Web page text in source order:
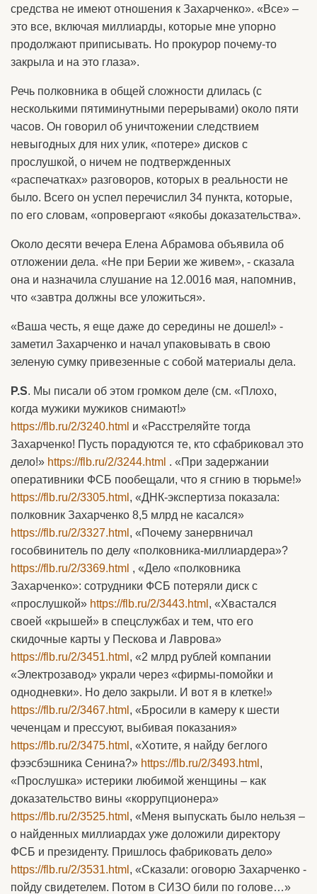
средства не имеют отношения к Захарченко». «Все» –
это все, включая миллиарды, которые мне упорно
продолжают приписывать. Но прокурор почему-то
закрыла и на это глаза».
Речь полковника в общей сложности длилась (с
несколькими пятиминутными перерывами) около пяти
часов. Он говорил об уничтожении следствием
невыгодных для них улик, «потере» дисков с
прослушкой, о ничем не подтвержденных
«распечатках» разговоров, которых в реальности не
было. Всего он успел перечислил 34 пункта, которые,
по его словам, «опровергают «якобы доказательства».
Около десяти вечера Елена Абрамова объявила об
отложении дела. «Не при Берии же живем», - сказала
она и назначила слушание на 12.0016 мая, напомнив,
что «завтра должны все уложиться».
«Ваша честь, я еще даже до середины не дошел!» -
заметил Захарченко и начал упаковывать в свою
зеленую сумку привезенные с собой материалы дела.
P.S. Мы писали об этом громком деле (см. «Плохо,
когда мужики мужиков снимают!»
https://flb.ru/2/3240.html и «Расстреляйте тогда
Захарченко! Пусть порадуются те, кто сфабриковал это
дело!» https://flb.ru/2/3244.html . «При задержании
оперативники ФСБ пообещали, что я сгнию в тюрьме!»
https://flb.ru/2/3305.html , «ДНК-экспертиза показала:
полковник Захарченко 8,5 млрд не касался»
https://flb.ru/2/3327.html , «Почему занервничал
гособвинитель по делу «полковника-миллиардера»?
https://flb.ru/2/3369.html , «Дело «полковника
Захарченко»: сотрудники ФСБ потеряли диск с
«прослушкой» https://flb.ru/2/3443.html , «Хвастался
своей «крышей» в спецслужбах и тем, что его
скидочные карты у Пескова и Лаврова»
https://flb.ru/2/3451.html , «2 млрд рублей компании
«Электрозавод» украли через «фирмы-помойки и
однодневки». Но дело закрыли. И вот я в клетке!»
https://flb.ru/2/3467.html , «Бросили в камеру к шести
чеченцам и прессуют, выбивая показания»
https://flb.ru/2/3475.html , «Хотите, я найду беглого
фээсбэшника Сенина?» https://flb.ru/2/3493.html ,
«Прослушка» истерики любимой женщины – как
доказательство вины «коррупционера»
https://flb.ru/2/3525.html , «Меня выпускать было нельзя –
о найденных миллиардах уже доложили директору
ФСБ и президенту. Пришлось фабриковать дело»
https://flb.ru/2/3531.html , «Сказали: оговорю Захарченко -
пойду свидетелем. Потом в СИЗО били по голове…»